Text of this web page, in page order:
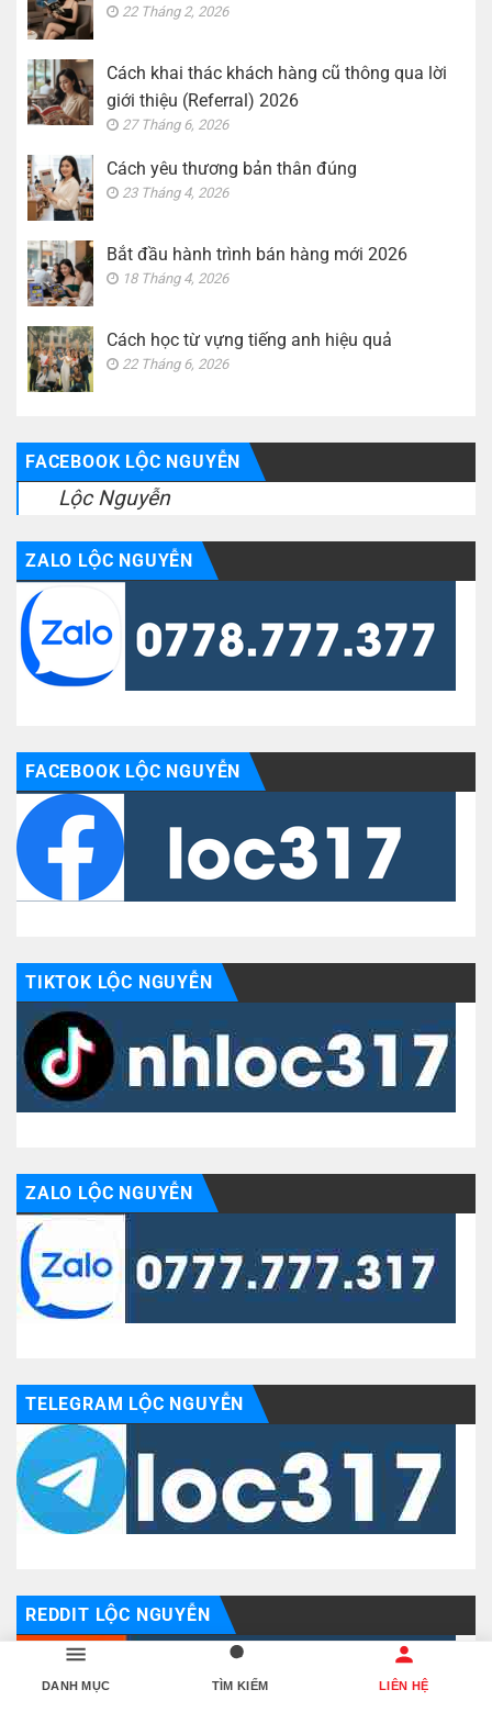
22 Tháng 2, 2026
Cách khai thác khách hàng cũ thông qua lời
giới thiệu (Referral) 2026
27 Tháng 6, 2026
Cách yêu thương bản thân đúng
23 Tháng 4, 2026
Bắt đầu hành trình bán hàng mới 2026
18 Tháng 4, 2026
Cách học từ vựng tiếng anh hiệu quả
22 Tháng 6, 2026
FACEBOOK LỘC NGUYỄN
Lộc Nguyễn
ZALO LỘC NGUYỄN
FACEBOOK LỘC NGUYỄN
TIKTOK LỘC NGUYỄN
ZALO LỘC NGUYỄN
TELEGRAM LỘC NGUYỄN
REDDIT LỘC NGUYỄN
DANH MỤC TÌM KIẾM LIÊN HỆ